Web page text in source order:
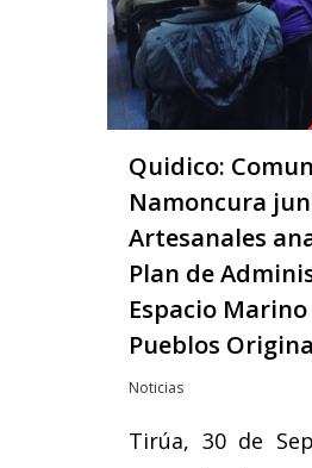
Quidico:
Namoncura
Artesanales
Plan de
Espacio
Pueblos
Noticias
Tirúa, 30 de